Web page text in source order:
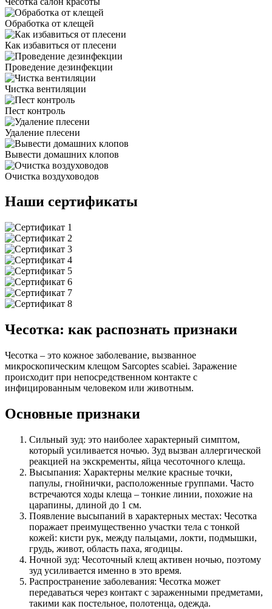
Обработка от клещей
Как избавиться от плесени
Проведение дезинфекции
Чистка вентиляции
Пест контроль
Удаление плесени
Вывести домашних клопов
Очистка воздуховодов
Наши сертификаты
Чесотка: как распознать признаки
Чесотка – это кожное заболевание, вызванное
микроскопическим клещом Sarcoptes scabiei. Заражение
происходит при непосредственном контакте с
инфицированным человеком или животным.
Основные признаки
Сильный зуд: это наиболее характерный симптом,
который усиливается ночью. Зуд вызван аллергической
реакцией на экскременты, яйца чесоточного клеща.
Высыпания: Характерны мелкие красные точки,
папулы, гнойнички, расположенные группами. Часто
встречаются ходы клеща – тонкие линии, похожие на
царапины, длиной до 1 см.
Появление высыпаний в характерных местах: Чесотка
поражает преимущественно участки тела с тонкой
кожей: кисти рук, между пальцами, локти, подмышки,
грудь, живот, область паха, ягодицы.
Ночной зуд: Чесоточный клещ активен ночью, поэтому
зуд усиливается именно в это время.
Распространение заболевания: Чесотка может
передаваться через контакт с зараженными предметами,
такими как постельное, полотенца, одежда.